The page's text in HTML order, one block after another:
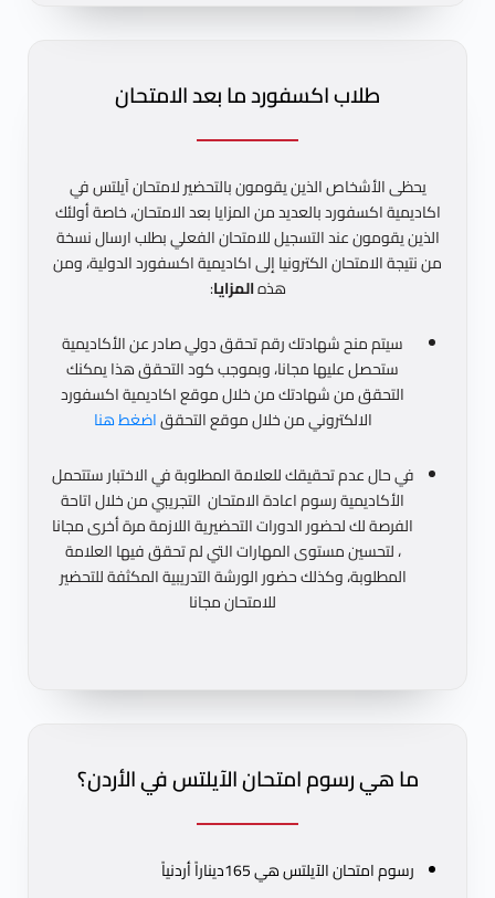
طلاب اكسفورد ما بعد الامتحان
يحظى الأشخاص الذين يقومون بالتحضير لامتحان آيلتس في
اكاديمية اكسفورد بالعديد من المزايا بعد الامتحان، خاصة أولئك
الذين يقومون عند التسجيل للامتحان الفعلي بطلبارسال نسخة
من نتيجة الامتحان الكترونيا إلى اكاديمية اكسفورد الدولية، ومن
هذهالمزايا:
سيتم منح شهادتك رقم تحقق دولي صادر عن الأكاديمية
ستحصل عليها مجانا، وبموجب كود التحقق هذا يمكنك
التحقق من شهادتك من خلال موقع اكاديمية اكسفورد
الالكتروني من خلال موقع التحققاضغط هنا
في حال عدم تحقيقك للعلامة المطلوبة في الاختبار ستتحمل
الأكاديمية رسوم اعادة الامتحان التجريبي من خلال اتاحة
الفرصة لك لحضور الدورات التحضيرية اللازمة مرة أخرى مجانا
، لتحسين مستوى المهارات التي لم تحقق فيها العلامة
المطلوبة، وكذلك حضور الورشة التدريبية المكثفة للتحضير
للامتحان مجانا
ما هي رسوم امتحان الآيلتس في الأردن؟
رسوم امتحان الآيلتس هي 165ديناراً أردنياً